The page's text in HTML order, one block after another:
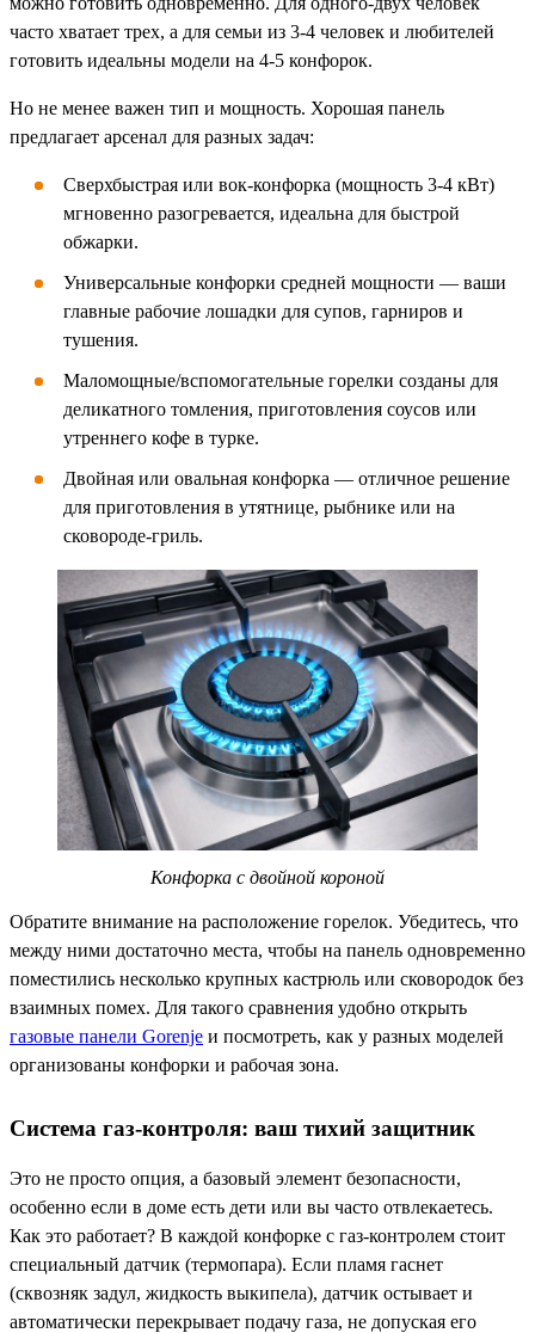
часто хватает трех, а для семьи из 3-4 человек и любителей
готовить идеальны модели на 4-5 конфорок.
Но не менее важен тип и мощность. Хорошая панель
предлагает арсенал для разных задач:
Сверхбыстрая или вок-конфорка (мощность 3-4 кВт)
мгновенно разогревается, идеальна для быстрой
обжарки.
Универсальные конфорки средней мощности — ваши
главные рабочие лошадки для супов, гарниров и
тушения.
Маломощные/вспомогательные горелки созданы для
деликатного томления, приготовления соусов или
утреннего кофе в турке.
Двойная или овальная конфорка — отличное решение
для приготовления в утятнице, рыбнике или на
сковороде-гриль.
Конфорка с двойной короной
Обратите внимание на расположение горелок. Убедитесь, что
между ними достаточно места, чтобы на панель одновременно
поместились несколько крупных кастрюль или сковородок без
взаимных помех. Для такого сравнения удобно открыть
газовые панели Gorenje и посмотреть, как у разных моделей
организованы конфорки и рабочая зона.
Система газ-контроля: ваш тихий защитник
Это не просто опция, а базовый элемент безопасности,
особенно если в доме есть дети или вы часто отвлекаетесь.
Как это работает? В каждой конфорке с газ-контролем стоит
специальный датчик (термопара). Если пламя гаснет
(сквозняк задул, жидкость выкипела), датчик остывает и
автоматически перекрывает подачу газа, не допуская его